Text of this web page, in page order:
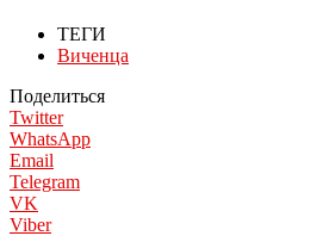
ТЕГИ
Виченца
Поделиться
Twitter
WhatsApp
Email
Telegram
VK
Viber